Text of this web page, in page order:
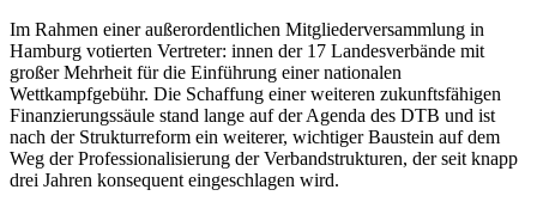
Im Rahmen einer außerordentlichen Mitgliederversammlung in
Hamburg votierten Vertreter: innen der 17 Landesverbände mit
großer Mehrheit für die Einführung einer nationalen
Wettkampfgebühr. Die Schaffung einer weiteren zukunftsfähigen
Finanzierungssäule stand lange auf der Agenda des DTB und ist
nach der Strukturreform ein weiterer, wichtiger Baustein auf dem
Weg der Professionalisierung der Verbandstrukturen, der seit knapp
drei Jahren konsequent eingeschlagen wird.